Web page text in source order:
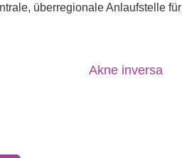
überregionale Anlaufstelle für
Akne inversa